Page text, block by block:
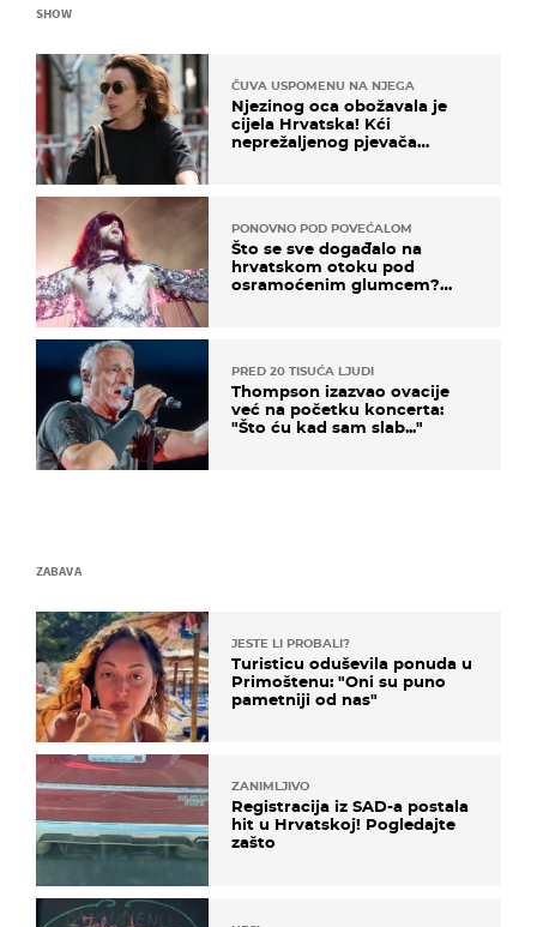
SHOW
ČUVA USPOMENU NA NJEGA
Njezinog oca obožavala je
cijela Hrvatska! Kći
neprežaljenog pjevača
PONOVNO POD POVEĆALOM
Što se sve događalo na
hrvatskom otoku pod
osramoćenim glumcem?
PRED 20 TISUĆA LJUDI
Thompson izazvao ovacije
već na početku koncerta:
"Što ću kad sam slab..."
ZABAVA
JESTE LI PROBALI?
Turisticu oduševila ponuda u
Primoštenu: "Oni su puno
pametniji od nas"
ZANIMLJIVO
Registracija iz SAD-a postala
hit u Hrvatskoj! Pogledajte
zašto